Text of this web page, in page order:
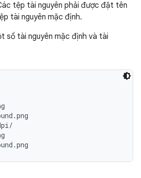
tệp tài nguyên phải được đặt tên
tài nguyên mặc định.
số tài nguyên mặc định và tài